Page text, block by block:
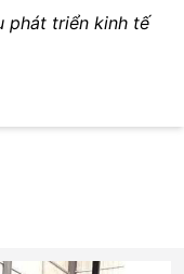
phát triển kinh tế